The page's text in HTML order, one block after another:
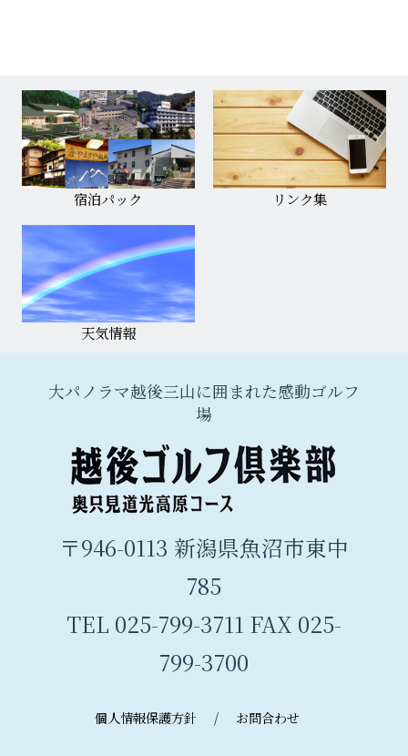
宿泊パック リンク集
天気情報
大パノラマ越後三山に囲まれた感動ゴルフ
場
〒946-0113 新潟県魚沼市東中
785
TEL 025-799-3711 FAX 025-
799-3700
個人情報保護方針 / お問合わせ